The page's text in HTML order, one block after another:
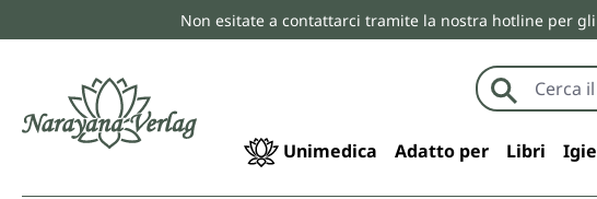
Passa alla navigazione principale
Non esitate a contattarci tramite la nostra hotline per
Unimedica Adatto per Libri